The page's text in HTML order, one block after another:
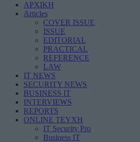
ΑΡΧΙΚΗ
Articles
COVER ISSUE
ISSUE
EDITORIAL
PRACTICAL
REFERENCE
LAW
IT NEWS
SECURITY NEWS
BUSINESS IT
INTERVIEWS
REPORTS
ONLINE ΤΕΥΧΗ
IT Security Pro
Business IT